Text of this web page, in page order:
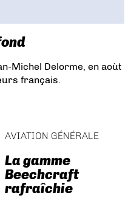
Michel Delorme, en aoùt
français.
AVIATION GÉNÉRALE
La gamme
Beechcraft
rafraîchie